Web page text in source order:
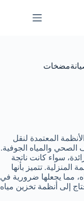
الجوره بالكويت/50397311/صيانةمضخات
المعتمدة لنقل
والمياه الجوفية.
سواء كانت ناتجة
المنزلية. تتميز بأنها
مما يجعلها ضرورية في
إلى أنظمة تخزين مياه